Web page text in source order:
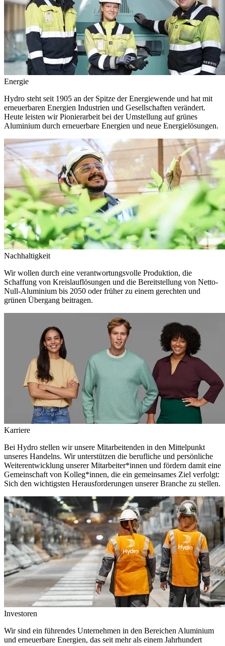
Energie
Hydro steht seit 1905 an der Spitze der Energiewende und hat mit
erneuerbaren Energien Industrien und Gesellschaften verändert.
Heute leisten wir Pionierarbeit bei der Umstellung auf grünes
Aluminium durch erneuerbare Energien und neue Energielösungen.
Nachhaltigkeit
Wir wollen durch eine verantwortungsvolle Produktion, die
Schaffung von Kreislauflösungen und die Bereitstellung von Netto-
Null-Aluminium bis 2050 oder früher zu einem gerechten und
grünen Übergang beitragen.
Karriere
Bei Hydro stellen wir unsere Mitarbeitenden in den Mittelpunkt
unseres Handelns. Wir unterstützen die berufliche und persönliche
Weiterentwicklung unserer Mitarbeiter*innen und fördern damit eine
Gemeinschaft von Kolleg*innen, die ein gemeinsames Ziel verfolgt:
Sich den wichtigsten Herausforderungen unserer Branche zu stellen.
Investoren
Wir sind ein führendes Unternehmen in den Bereichen Aluminium
und erneuerbare Energien, das seit mehr als einem Jahrhundert